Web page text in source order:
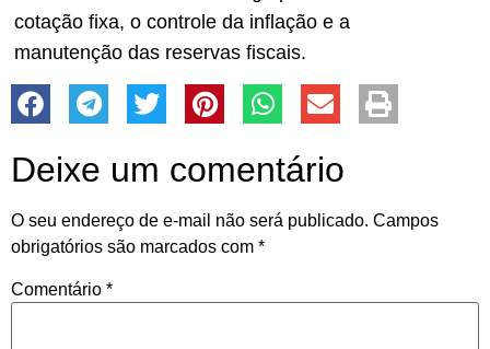
cotação fixa, o controle da inflação e a
manutenção das reservas fiscais.
Deixe um comentário
O seu endereço de e-mail não será publicado. Campos
obrigatórios são marcados com *
Comentário *